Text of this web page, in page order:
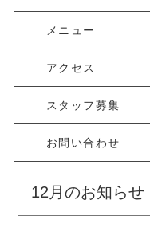
メニュー
アクセス
スタッフ募集
お問い合わせ
12月のお知らせ